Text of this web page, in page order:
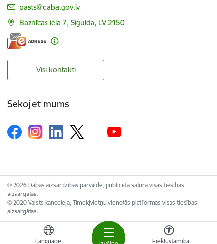
Language Piekļūstamība
E-pasts:
pasts@daba.gov.lv
Baznīcas iela 7, Sigulda, LV 2150
Visi kontakti
Sekojiet mums
© 2026 Dabas aizsardzības pārvalde, publicētā satura visas tiesības
aizsargātas.
© 2020 Valsts kanceleja, Tīmekļvietņu vienotās platformas visas tiesības
aizsargātas.